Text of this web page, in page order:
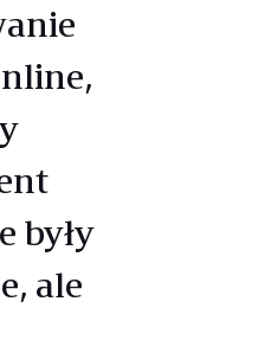
były
ale